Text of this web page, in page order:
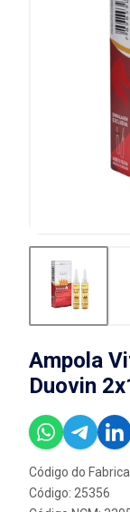
Ampola
Duovin
Código do
Código: 25356